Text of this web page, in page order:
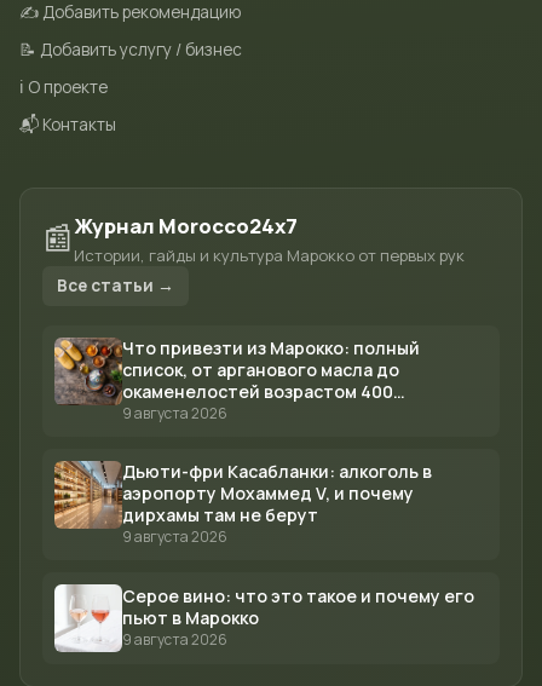
✍️ Добавить рекомендацию
📝 Добавить услугу / бизнес
ℹ️ О проекте
📬 Контакты
📰Журнал Morocco24x7
Истории, гайды и культура Марокко от первых рук
Все статьи →
Что привезти из Марокко: полный
список, от арганового масла до
окаменелостей возрастом 400
миллионов лет
9 августа 2026
Дьюти-фри Касабланки: алкоголь в
аэропорту Мохаммед V, и почему
дирхамы там не берут
9 августа 2026
Серое вино: что это такое и почему его
пьют в Марокко
9 августа 2026